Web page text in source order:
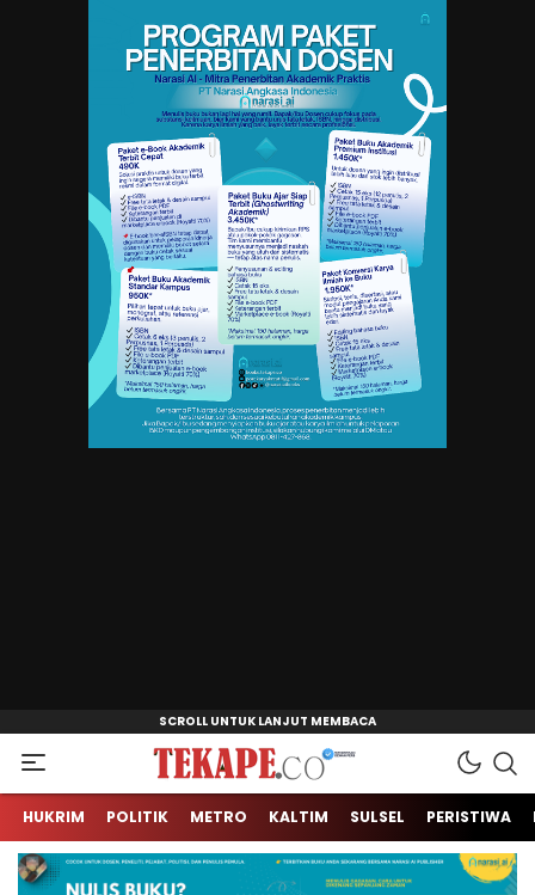
Tekape.co
Jendela Informasi Kita
HUKRIM POLITIK METRO KALTIM SULSEL PERISTIWA